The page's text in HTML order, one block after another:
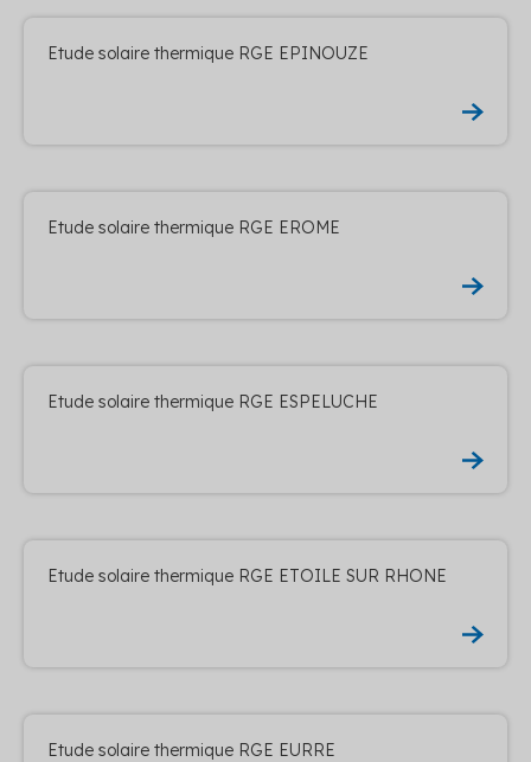
Etude solaire thermique RGE EPINOUZE
Etude solaire thermique RGE EROME
Etude solaire thermique RGE ESPELUCHE
Etude solaire thermique RGE ETOILE SUR RHONE
Etude solaire thermique RGE EURRE